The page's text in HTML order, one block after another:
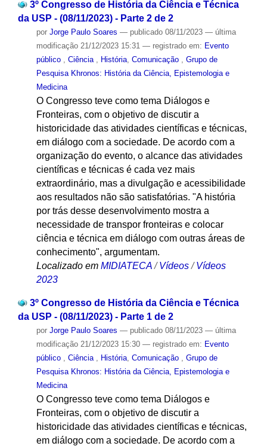
3º Congresso de História da Ciência e Técnica
da USP - (08/11/2023) - Parte 2 de 2
por Jorge Paulo Soares — publicado08/11/2023 — última
modificação21/12/2023 15:31 — registrado em: Evento
público
Ciência História, Comunicação
Grupo de
Pesquisa Khronos: História da Ciência, Epistemologia e
Medicina
O Congresso teve como tema Diálogos e
Fronteiras, com o objetivo de discutir a
historicidade das atividades científicas e técnicas,
em diálogo com a sociedade. De acordo com a
organização do evento, o alcance das atividades
científicas e técnicas é cada vez mais
extraordinário, mas a divulgação e acessibilidade
aos resultados não são satisfatórias. "A história
por trás desse desenvolvimento mostra a
necessidade de transpor fronteiras e colocar
ciência e técnica em diálogo com outras áreas de
conhecimento", argumentam.
Localizado em MIDIATECA /Vídeos /Vídeos
2023
3º Congresso de História da Ciência e Técnica
da USP - (08/11/2023) - Parte 1 de 2
por Jorge Paulo Soares — publicado08/11/2023 — última
modificação21/12/2023 15:30 — registrado em: Evento
público
Ciência História, Comunicação
Grupo de
Pesquisa Khronos: História da Ciência, Epistemologia e
Medicina
O Congresso teve como tema Diálogos e
Fronteiras, com o objetivo de discutir a
historicidade das atividades científicas e técnicas,
em diálogo com a sociedade. De acordo com a